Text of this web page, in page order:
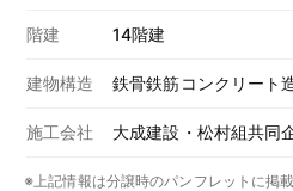
階建 14階建
建物構造 鉄骨鉄筋コンクリート
施工会社 大成建設・松村組共同
※上記情報は分譲時のパンフレットに掲